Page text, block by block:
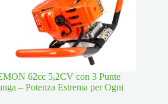
62cc 5,2CV con 3 Punte
– Potenza Estrema per Ogni